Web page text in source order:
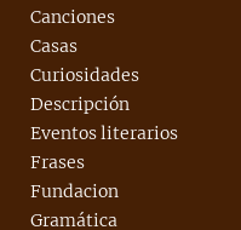
Canciones
Casas
Curiosidades
Descripción
Eventos literarios
Frases
Fundacion
Gramática